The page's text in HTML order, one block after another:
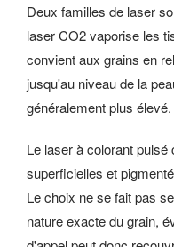
Deux familles de laser
laser CO2 vaporise les
convient aux grains en
jusqu'au niveau de la
généralement plus élevé.
Le laser à colorant pulsé
superficielles et
Le choix ne se fait pas
nature exacte du grain,